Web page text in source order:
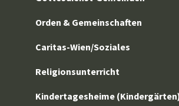
Orden & Gemeinschaften
Caritas-Wien/Soziales
Religionsunterricht
Kindertagesheime